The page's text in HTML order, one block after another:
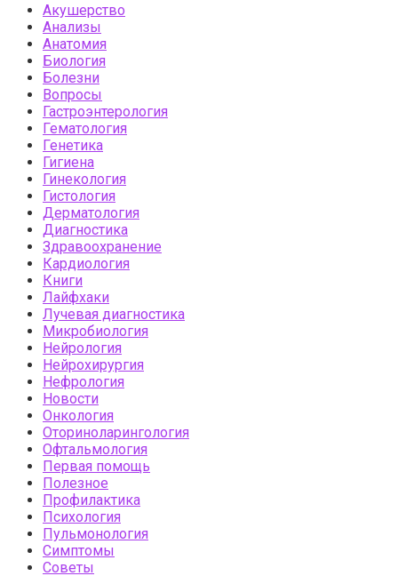
Акушерство
Анализы
Анатомия
Биология
Болезни
Вопросы
Гастроэнтерология
Гематология
Генетика
Гигиена
Гинекология
Гистология
Дерматология
Диагностика
Здравоохранение
Кардиология
Книги
Лайфхаки
Лучевая диагностика
Микробиология
Нейрология
Нейрохирургия
Нефрология
Новости
Онкология
Оториноларингология
Офтальмология
Первая помощь
Полезное
Профилактика
Психология
Пульмонология
Симптомы
Советы